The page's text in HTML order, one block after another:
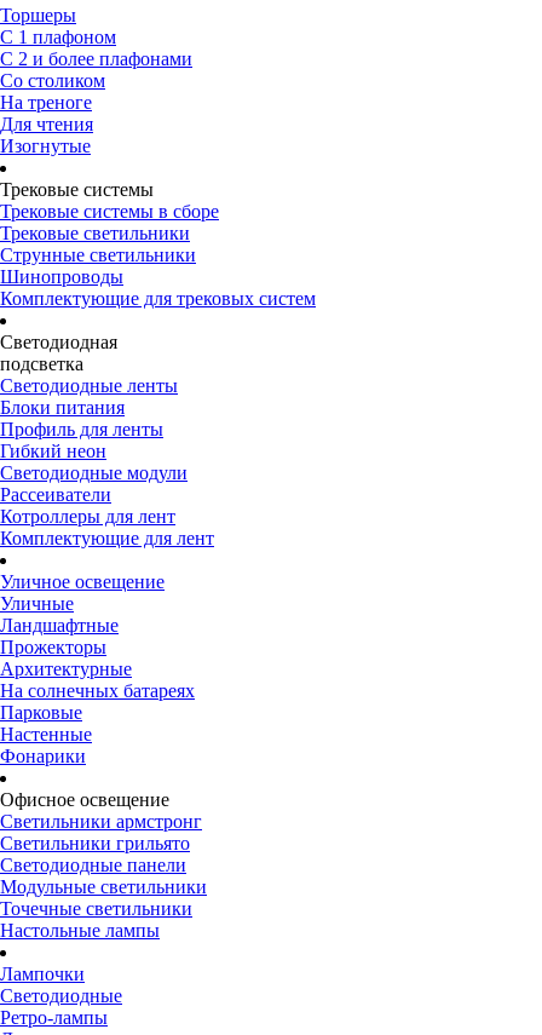
Торшеры
С 1 плафоном
С 2 и более плафонами
Со столиком
На треноге
Для чтения
Изогнутые
Трековые системы
Трековые системы в сборе
Трековые светильники
Струнные светильники
Шинопроводы
Комплектующие для трековых систем
Светодиодная
подсветка
Светодиодные ленты
Блоки питания
Профиль для ленты
Гибкий неон
Светодиодные модули
Рассеиватели
Котроллеры для лент
Комплектующие для лент
Уличное освещение
Уличные
Ландшафтные
Прожекторы
Архитектурные
На солнечных батареях
Парковые
Настенные
Фонарики
Офисное освещение
Светильники армстронг
Светильники грильято
Светодиодные панели
Модульные светильники
Точечные светильники
Настольные лампы
Лампочки
Светодиодные
Ретро-лампы